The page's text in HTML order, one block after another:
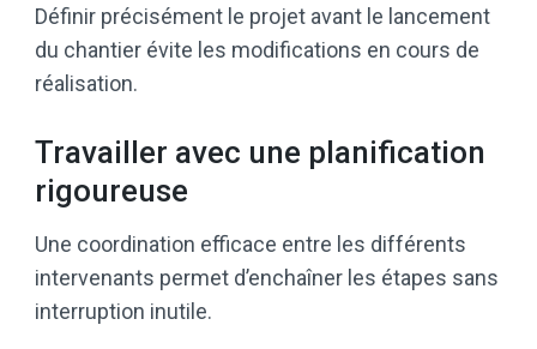
Définir précisément le projet avant le lancement
du chantier évite les modifications en cours de
réalisation.
Travailler avec une planification
rigoureuse
Une coordination efficace entre les différents
intervenants permet d’enchaîner les étapes sans
interruption inutile.